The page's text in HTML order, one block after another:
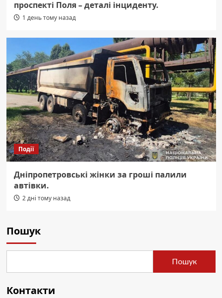
проспекті Поля – деталі інциденту.
1 день тому назад
Події
Дніпропетровські жінки за гроші палили
автівки.
2 дні тому назад
Пошук
Пошук
Контакти